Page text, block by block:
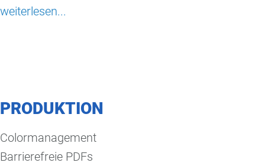
weiterlesen...
PRODUKTION
Colormanagement
Barrierefreie PDFs